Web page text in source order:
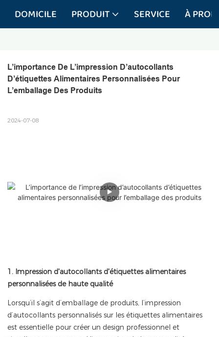
DOMICILE PRODUIT SERVICE À
L’importance De L’impression D’autocollants
D’étiquettes Alimentaires Personnalisées Pour
L’emballage Des Produits
2024-07-08
1. Impression d'autocollants d'étiquettes alimentaires
personnalisées de haute qualité
Lorsqu’il s’agit d’emballage de produits, l’impression
d’autocollants personnalisés sur les étiquettes alimentaires
est essentielle pour créer un design professionnel et